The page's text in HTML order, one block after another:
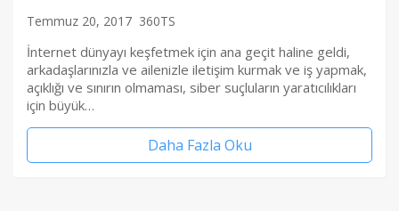
Temmuz 20, 2017 360TS
İnternet dünyayı keşfetmek için ana geçit haline geldi,
arkadaşlarınızla ve ailenizle iletişim kurmak ve iş yapmak,
açıklığı ve sınırın olmaması, siber suçluların yaratıcılıkları
için büyük…
Daha Fazla Oku